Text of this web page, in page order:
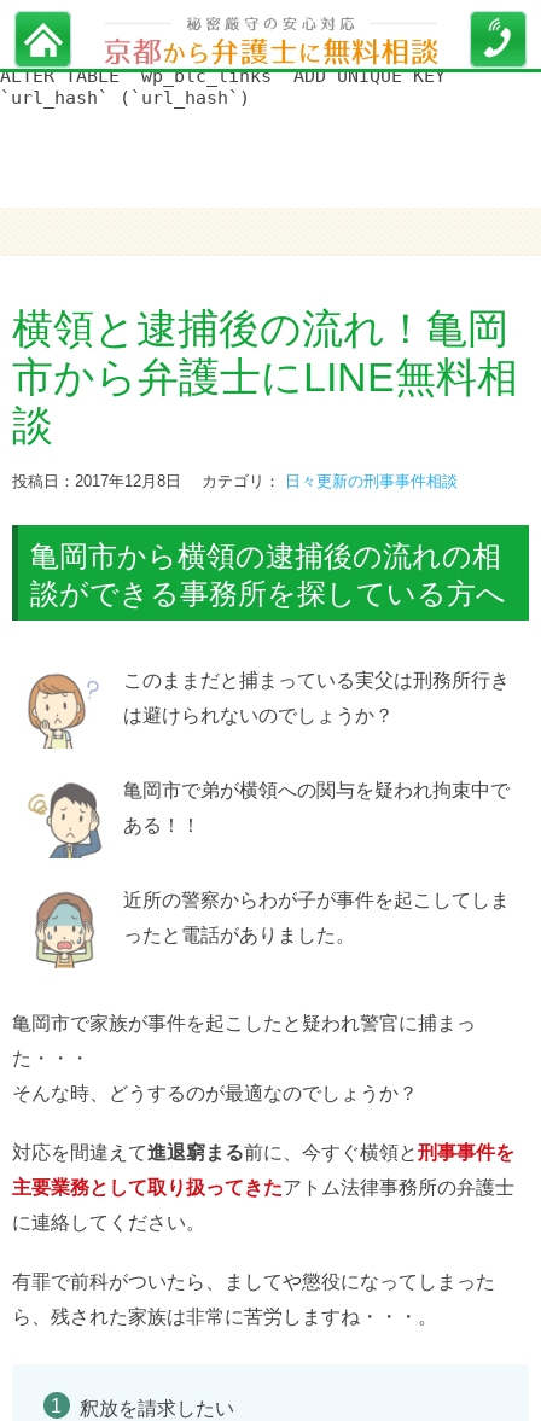
WordPress データベースエラー:[Duplicate entry '' for key
'url_hash']
ALTER TABLE `wp_blc_links` ADD UNIQUE KEY
`url_hash` (`url_hash`)
横領と逮捕後の流れ！亀岡
市から弁護士にLINE無料相
談
投稿日：2017年12月8日 カテゴリ： 日々更新の刑事事件相談
亀岡市から横領の逮捕後の流れの相
談ができる事務所を探している方へ
このままだと捕まっている実父は刑務所行き
は避けられないのでしょうか？
亀岡市で弟が横領への関与を疑われ拘束中で
ある！！
近所の警察からわが子が事件を起こしてしま
ったと電話がありました。
亀岡市で家族が事件を起こしたと疑われ警官に捕まっ
た・・・
そんな時、どうするのが最適なのでしょうか？
対応を間違えて進退窮まる前に、今すぐ横領と刑事事件を
主要業務として取り扱ってきたアトム法律事務所の弁護士
に連絡してください。
有罪で前科がついたら、ましてや懲役になってしまった
ら、残された家族は非常に苦労しますね・・・。
釈放を請求したい